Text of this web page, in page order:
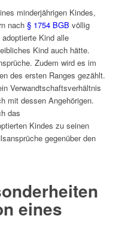
minderjährigen Kindes,
nach § 1754 BGB völlig
Kind alle
Kind auch hätte.
Zudem wird es im
des ersten Ranges gezählt.
Verwandtschaftsverhältnis
mit dessen Angehörigen.
das
Kindes zu seinen
gegenüber den
eines